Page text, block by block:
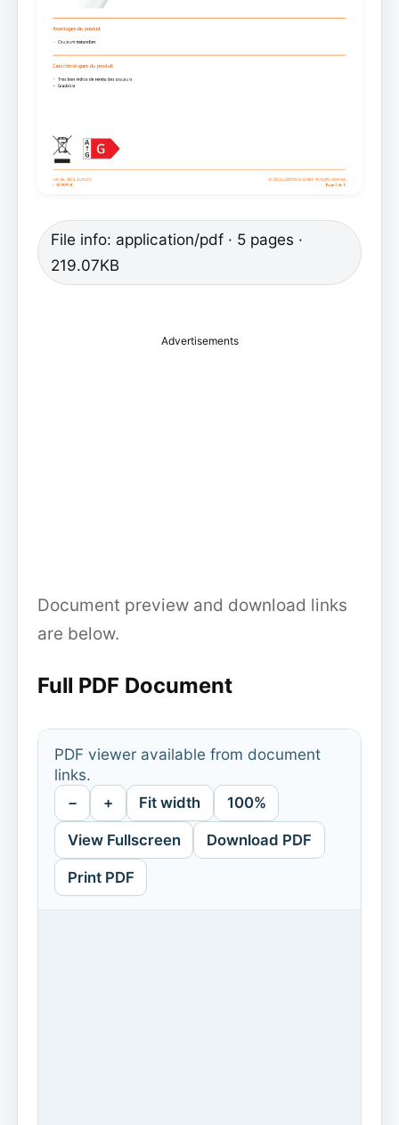
File info: application/pdf · 5 pages ·
219.07KB
Advertisements
Document preview and download links
are below.
Full PDF Document
PDF viewer available from document
links.
− + Fit width 100%
View Fullscreen Download PDF
Print PDF